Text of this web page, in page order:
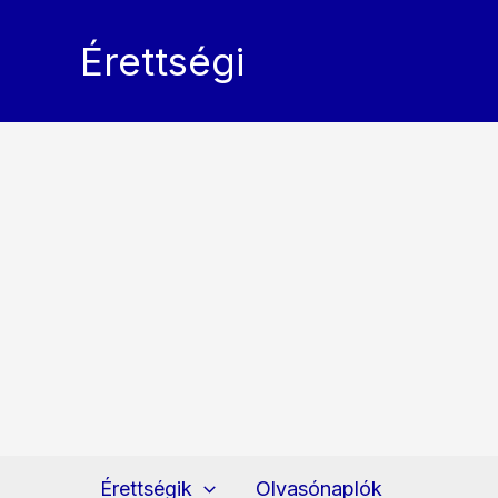
Érettségi
Érettségik Olvasónaplók